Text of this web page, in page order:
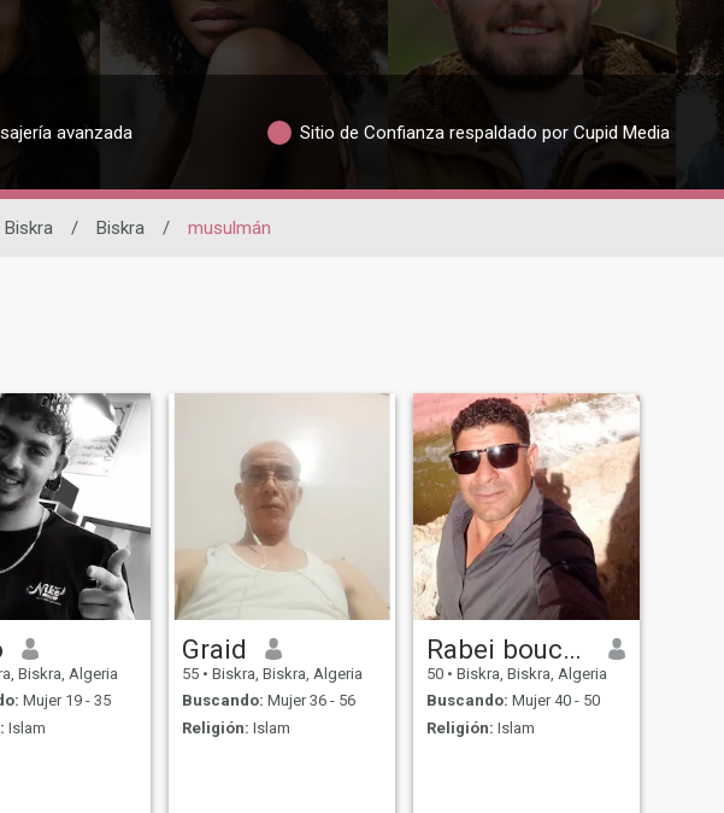
avanzada Sitio de Confianza respaldado por Cupid Media
Biskra / Biskra / musulmán
Biskra, Algeria
Mujer 19 - 35
Islam
Graid
55 • Biskra, Biskra, Algeria
Buscando: Mujer 36 - 56
Religión: Islam
Rabei bouchariet
50 • Biskra, Biskra, Algeria
Buscando: Mujer 40 - 50
Religión: Islam